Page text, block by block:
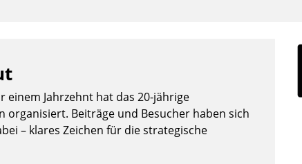
einem Jahrzehnt hat das 20-jährige
Beiträge und Besucher haben sich
– klares Zeichen für die strategische